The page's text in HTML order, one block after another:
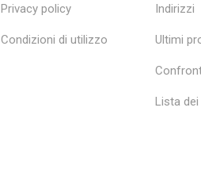
Privacy policy
Condizioni di utilizzo
Indirizzi
Ultimi
Lista